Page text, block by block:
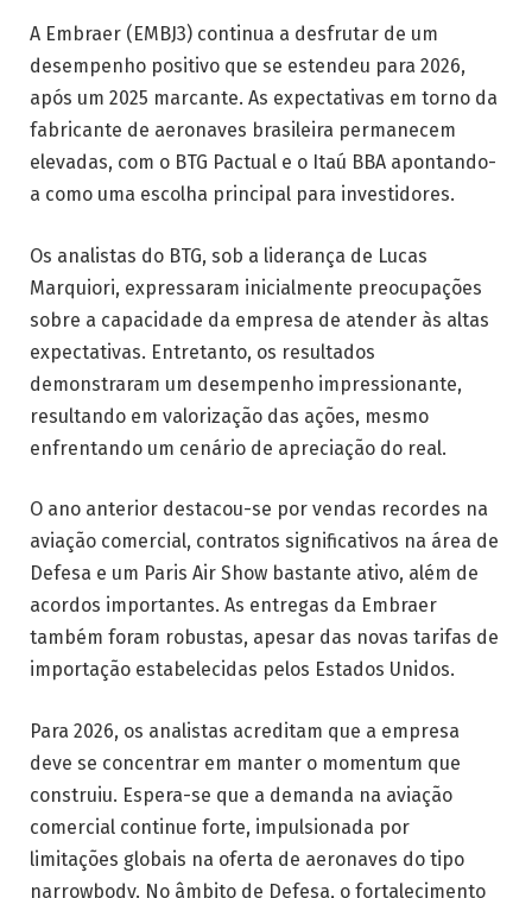
A Embraer (EMBJ3) continua a desfrutar de um
desempenho positivo que se estendeu para 2026,
após um 2025 marcante. As expectativas em torno da
fabricante de aeronaves brasileira permanecem
elevadas, com o BTG Pactual e o Itaú BBA apontando-
a como uma escolha principal para investidores.
Os analistas do BTG, sob a liderança de Lucas
Marquiori, expressaram inicialmente preocupações
sobre a capacidade da empresa de atender às altas
expectativas. Entretanto, os resultados
demonstraram um desempenho impressionante,
resultando em valorização das ações, mesmo
enfrentando um cenário de apreciação do real.
O ano anterior destacou-se por vendas recordes na
aviação comercial, contratos significativos na área de
Defesa e um Paris Air Show bastante ativo, além de
acordos importantes. As entregas da Embraer
também foram robustas, apesar das novas tarifas de
importação estabelecidas pelos Estados Unidos.
Para 2026, os analistas acreditam que a empresa
deve se concentrar em manter o momentum que
construiu. Espera-se que a demanda na aviação
comercial continue forte, impulsionada por
limitações globais na oferta de aeronaves do tipo
narrowbody. No âmbito de Defesa, o fortalecimento